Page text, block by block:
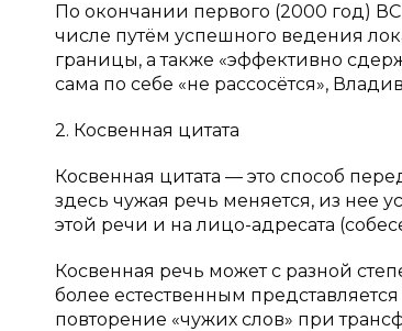
По окончании первого (2000 год)
числе путём успешного ведения
границы, а также «эффективно
сама по себе «не рассосётся»,
2. Косвенная цитата
Косвенная цитата — это способ
здесь чужая речь меняется, из нее
этой речи и на лицо-адресата
Косвенная речь может с разной
более естественным
повторение «чужих слов» при